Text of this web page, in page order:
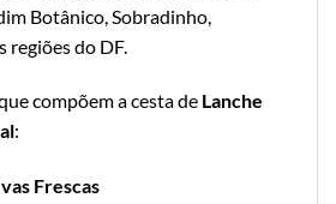
Botânico, Sobradinho,
regiões do DF.
compõem a cesta de Lanche
:
Frescas